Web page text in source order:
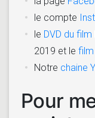
le compte
le DVD du film
2019 et le
Notre chaine
Pour